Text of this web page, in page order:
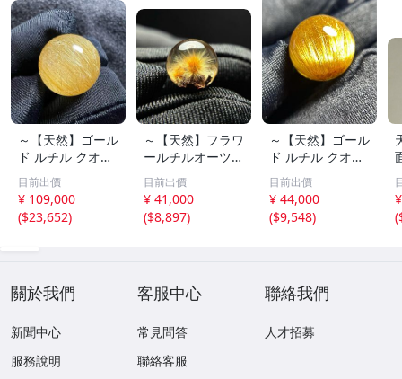
～【天然】ゴール
ド ルチル クオー
ツ 丸玉 18.2mm
8.5g
目前出價
¥ 109,000
($23,652)
～【天然】フラワ
ールチルオーツ
丸玉 10.5mm 1.6
g
目前出價
¥ 41,000
($8,897)
～【天然】ゴール
ド ルチル クオー
ツ 丸玉 13.7mm
3.7g
目前出價
¥ 44,000
($9,548)
(
關於我們
新聞中心
服務說明
客服中心
常見問答
聯絡客服
聯絡我們
人才招募